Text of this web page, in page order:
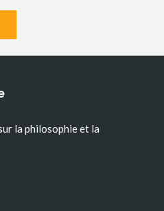
la philosophie et la